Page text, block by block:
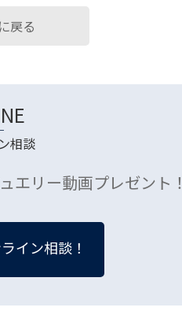
戻る
相談
エリー動画プレゼント！
イン相談！